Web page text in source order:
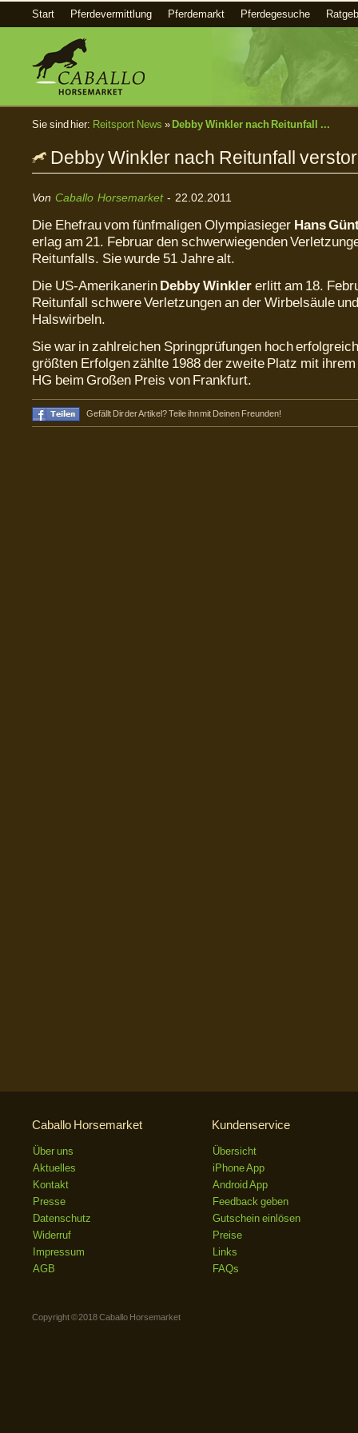
Start Pferdevermittlung Pferdemarkt Pferdegesuche
Sie sind hier: Reitsport News » Debby Winkler nach Reitunfall ...
Debby Winkler nach Reitunfall
Von Caballo Horsemarket- 22.02.2011
Die Ehefrau vom fünfmaligen Olympiasieger Hans
erlag am 21. Februar den schwerwiegenden
Reitunfalls. Sie wurde 51 Jahre alt.
Die US-Amerikanerin Debby Winkler erlitt am 18.
Reitunfall schwere Verletzungen an der Wirbelsäule
Halswirbeln.
Sie war in zahlreichen Springprüfungen hoch
größten Erfolgen zählte 1988 der zweite Platz mit
HG beim Großen Preis von Frankfurt.
Gefällt Dir der Artikel? Teile ihn mit Deinen Freunden!
Caballo Horsemarket
Über uns
Aktuelles
Kontakt
Presse
Datenschutz
Widerruf
Impressum
AGB
Kundenservice
Übersicht
iPhone App
Android App
Feedback geben
Gutschein einlösen
Preise
Links
FAQs
Copyright © 2018 Caballo Horsemarket